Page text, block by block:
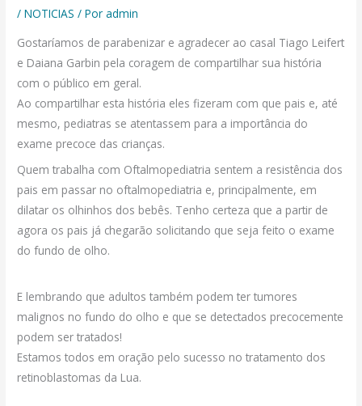
/NOTICIAS / Poradmin
Gostaríamos de parabenizar e agradecer ao casal Tiago Leifert
e Daiana Garbin pela coragem de compartilhar sua história
com o público em geral.
Ao compartilhar esta história eles fizeram com que pais e, até
mesmo, pediatras se atentassem para a importância do
exame precoce das crianças.
Quem trabalha com Oftalmopediatria sentem a resistência dos
pais em passar no oftalmopediatria e, principalmente, em
dilatar os olhinhos dos bebês. Tenho certeza que a partir de
agora os pais já chegarão solicitando que seja feito o exame
do fundo de olho.
E lembrando que adultos também podem ter tumores
malignos no fundo do olho e que se detectados precocemente
podem ser tratados!
Estamos todos em oração pelo sucesso no tratamento dos
retinoblastomas da Lua.